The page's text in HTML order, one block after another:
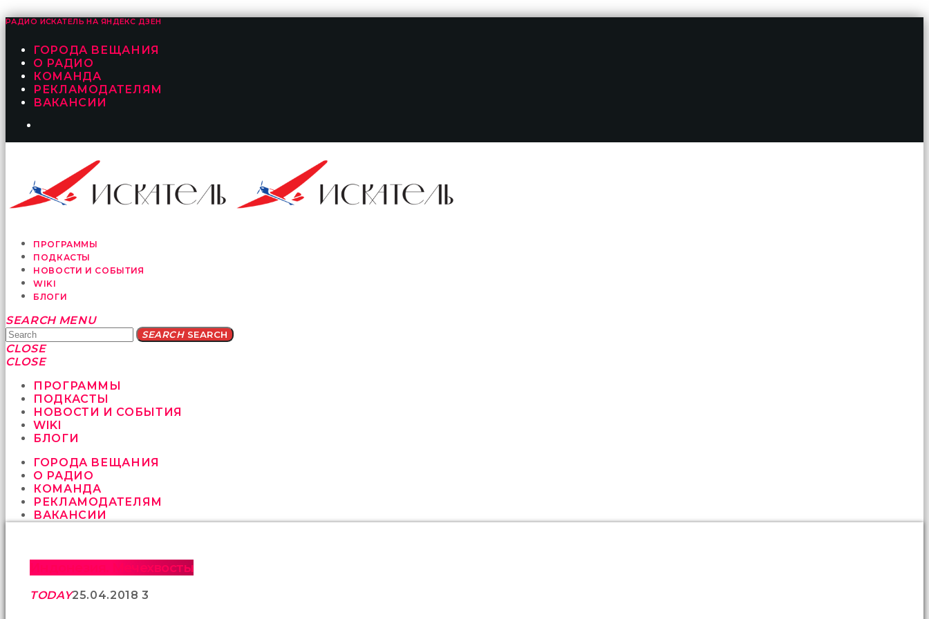
РАДИО ИСКАТЕЛЬ НА ЯНДЕКС ДЗЕН
ГОРОДА ВЕЩАНИЯ
О РАДИО
КОМАНДА
РЕКЛАМОДАТЕЛЯМ
ВАКАНСИИ
ПРОГРАММЫ
ПОДКАСТЫ
НОВОСТИ И СОБЫТИЯ
WIKI
БЛОГИ
Yatağa
bile
geçmeye
fırsat
sikici
kocalar
güzel
karıları
öttürüyor
sex
hikayeleri
en
yüzüne
altyazılı
SEARCH MENU
SEARCHSEARCH
CLOSE
CLOSE
ПРОГРАММЫ
ПОДКАСТЫ
НОВОСТИ И СОБЫТИЯ
WIKI
БЛОГИ
ГОРОДА ВЕЩАНИЯ
О РАДИО
КОМАНДА
РЕКЛАМОДАТЕЛЯМ
ВАКАНСИИ
Индонезия. Мечехвосты
TODAY25.04.2018 3